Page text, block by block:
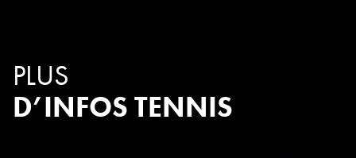
PLUS
D’INFOS TENNIS